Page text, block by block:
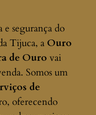
segurança do
Tijuca, a Ouro
de Ouro vai
Somos um
de
oferecendo